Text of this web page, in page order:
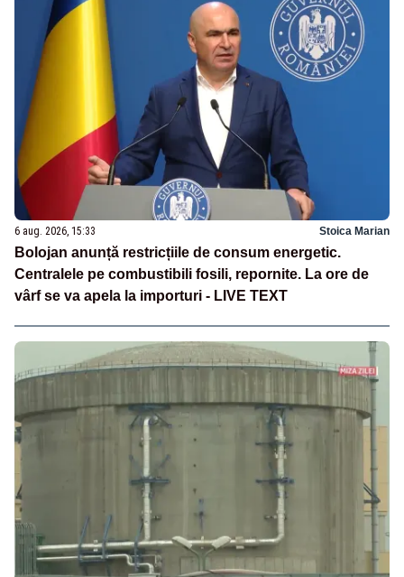
6 aug. 2026, 15:33 Stoica Marian
Bolojan anunță restricțiile de consum energetic.
Centralele pe combustibili fosili, repornite. La ore de
vârf se va apela la importuri - LIVE TEXT